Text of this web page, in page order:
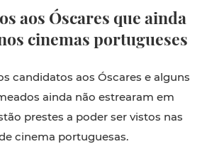
aos Óscares que ainda
cinemas portugueses
candidatos aos Óscares e alguns
ainda não estrearam em
prestes a poder ser vistos nas
cinema portuguesas.